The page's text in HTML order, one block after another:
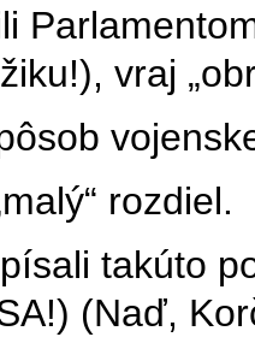
vraj
rozdiel.
takúto
(Naď,